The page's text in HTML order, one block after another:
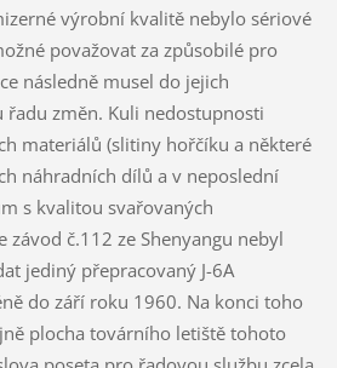
výrobní kvalitě nebylo sériové
považovat za způsobilé pro
následně musel do jejich
řadu změn. Kuli nedostupnosti
materiálů (slitiny hořčíku a některé
náhradních dílů a v neposlední
s kvalitou svařovaných
závod č.112 ze Shenyangu nebyl
jediný přepracovaný J-6A
do září roku 1960. Na konci toho
plocha továrního letiště tohoto